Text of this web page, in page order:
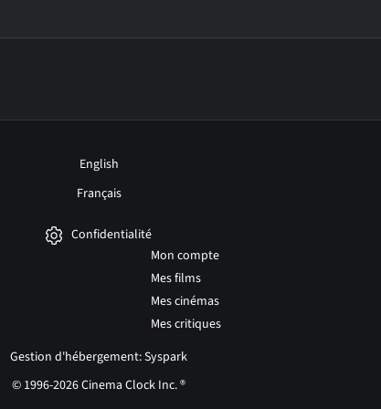
English
Français
Confidentialité
Mon compte
Mes films
Mes cinémas
Mes critiques
Gestion d'hébergement: Syspark
© 1996-2026 Cinema Clock Inc. ®